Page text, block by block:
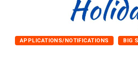
APPLICATIONS/NOTIFICATIONS BIG